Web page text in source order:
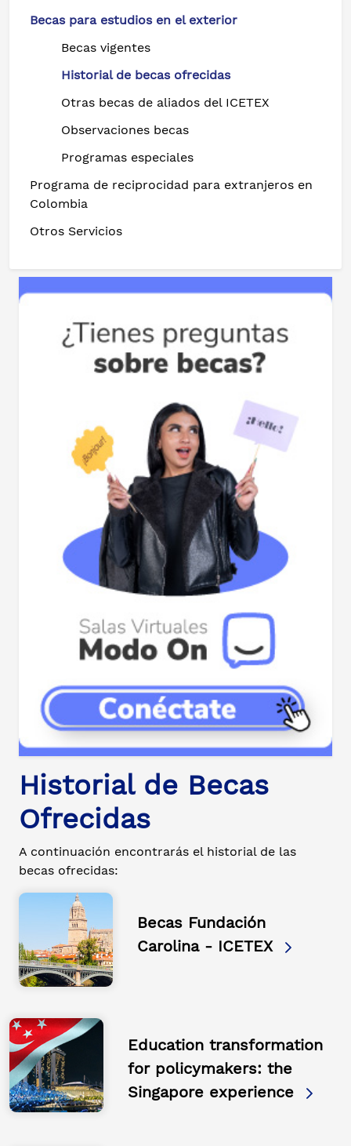
Becas para estudios en el exterior
Becas vigentes
Historial de becas ofrecidas
Otras becas de aliados del ICETEX
Observaciones becas
Programas especiales
Programa de reciprocidad para extranjeros en
Colombia
Otros Servicios
Historial de Becas
Ofrecidas
A continuación encontrarás el historial de las
becas ofrecidas:
Becas Fundación
Carolina - ICETEX
Education transformation
for policymakers: the
Singapore experience